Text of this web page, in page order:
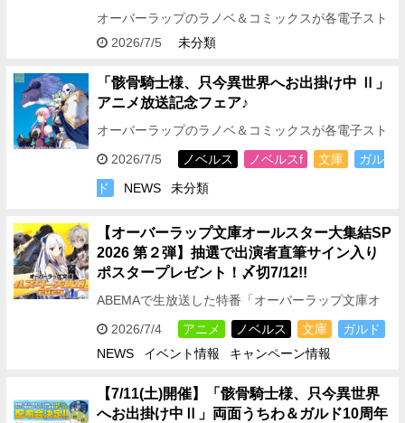
オーバーラップのラノベ＆コミックスが各電子スト
アにて期間限定で無料
2026/7/5 未分類
「骸骨騎士様、只今異世界へお出掛け中 Ⅱ」
アニメ放送記念フェア♪
オーバーラップのラノベ＆コミックスが各電子スト
アにて期間限定で無料＆割引＜フェア対象期間＞
2026年7月5日(日)～2026年7月31日(…
2026/7/5 ノベルス ノベルスf 文庫
ガル
ド
NEWS 未分類
【オーバーラップ文庫オールスター大集結SP
2026 第２弾】抽選で出演者直筆サイン入り
ポスタープレゼント！〆切7/12!!
ABEMAで生放送した特番「オーバーラップ文庫オ
ールスター大集結SP 2026 第２弾」内にて、視聴者
プレゼントをかけたバラエティコーナーを開催！そ
の…
2026/7/4 アニメ ノベルス 文庫
ガルド
NEWS
イベント情報 キャンペーン情報
【7/11(土)開催】「骸骨騎士様、只今異世界
へお出掛け中Ⅱ」両面うちわ＆ガルド10周年